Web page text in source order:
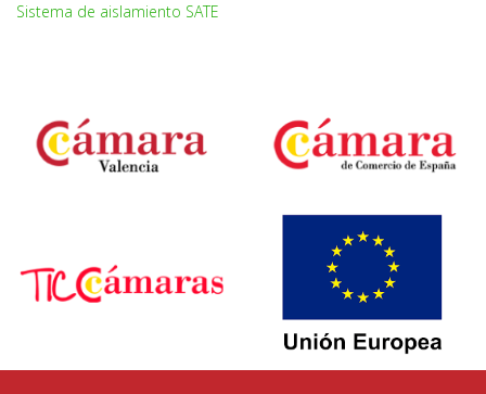
Sistema de aislamiento SATE